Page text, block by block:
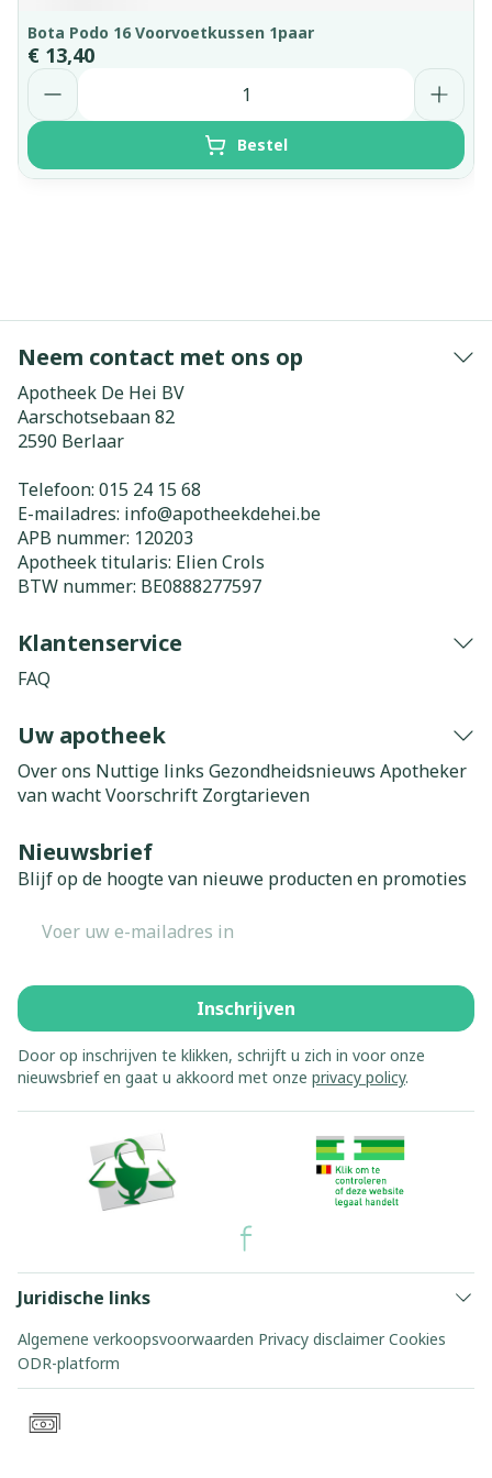
Bota Podo 16 Voorvoetkussen 1paar
€ 13,40
Aantal
Bestel
Neem contact met ons op
Apotheek De Hei BV
Aarschotsebaan 82
2590 Berlaar
Telefoon: 015 24 15 68
E-mailadres: info@apotheekdehei.be
APB nummer: 120203
Apotheek titularis: Elien Crols
BTW nummer: BE0888277597
Klantenservice
FAQ
Uw apotheek
Over ons Nuttige links Gezondheidsnieuws Apotheker
van wachtVoorschrift Zorgtarieven
Nieuwsbrief
Blijf op de hoogte van nieuwe producten en promoties
Inschrijven
Door op inschrijven te klikken, schrijft u zich in voor onze
nieuwsbrief en gaat u akkoord met onze privacy policy.
Juridische links
Algemene verkoopsvoorwaarden Privacy disclaimer Cookies
ODR-platform